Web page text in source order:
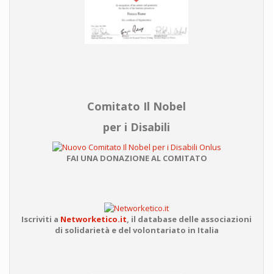
Comitato Il Nobel
per i Disabili
FAI UNA DONAZIONE AL COMITATO
Iscriviti a Networketico.it, il database delle associazioni
di solidarietà e del volontariato in Italia